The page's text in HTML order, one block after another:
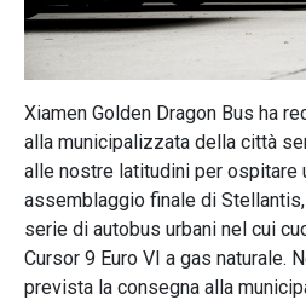
Xiamen Golden Dragon Bus ha
alla municipalizzata della città
alle nostre latitudini per ospitare
assemblaggio finale di
serie di autobus urbani nel cui
Cursor 9 Euro VI a gas naturale.
prevista la consegna alla